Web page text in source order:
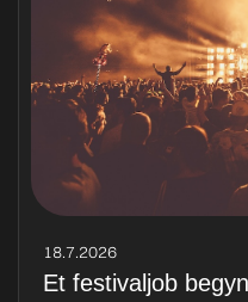
18.7.2026
Et festivaljob